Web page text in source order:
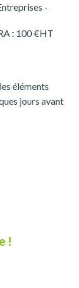
-
: 100 €HT
éléments
jours avant
!